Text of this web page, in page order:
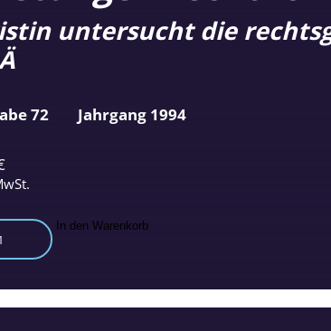
untersucht die
In den Warenkorb
72 Jahrgang 1994